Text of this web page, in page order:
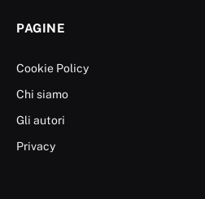
PAGINE
Cookie Policy
Chi siamo
Gli autori
Privacy